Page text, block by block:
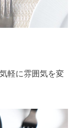
軽に雰囲気を変